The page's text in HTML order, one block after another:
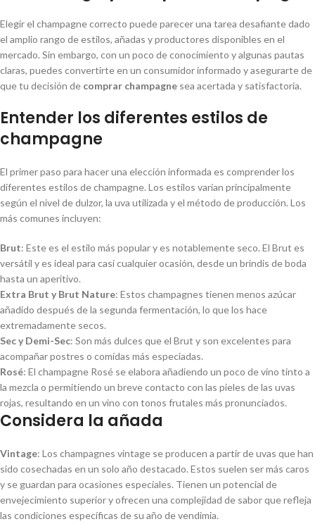
Elegir el champagne correcto puede parecer una tarea desafiante dado
el amplio rango de estilos, añadas y productores disponibles en el
mercado. Sin embargo, con un poco de conocimiento y algunas pautas
claras, puedes convertirte en un consumidor informado y asegurarte de
que tu decisión de comprar champagne sea acertada y satisfactoria.
Entender los diferentes estilos de
champagne
El primer paso para hacer una elección informada es comprender los
diferentes estilos de champagne. Los estilos varían principalmente
según el nivel de dulzor, la uva utilizada y el método de producción. Los
más comunes incluyen:
Brut: Este es el estilo más popular y es notablemente seco. El Brut es
versátil y es ideal para casi cualquier ocasión, desde un brindis de boda
hasta un aperitivo.
Extra Brut y Brut Nature: Estos champagnes tienen menos azúcar
añadido después de la segunda fermentación, lo que los hace
extremadamente secos.
Sec y Demi-Sec: Son más dulces que el Brut y son excelentes para
acompañar postres o comidas más especiadas.
Rosé: El champagne Rosé se elabora añadiendo un poco de vino tinto a
la mezcla o permitiendo un breve contacto con las pieles de las uvas
rojas, resultando en un vino con tonos frutales más pronunciados.
Considera la añada
Vintage: Los champagnes vintage se producen a partir de uvas que han
sido cosechadas en un solo año destacado. Estos suelen ser más caros
y se guardan para ocasiones especiales. Tienen un potencial de
envejecimiento superior y ofrecen una complejidad de sabor que refleja
las condiciones específicas de su año de vendimia.